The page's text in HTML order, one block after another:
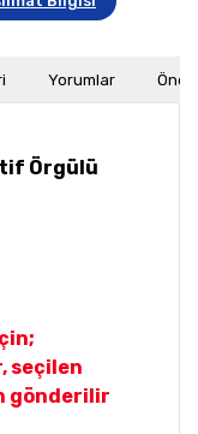
Yorumlar
Örgülü
seçilen
gönderilir